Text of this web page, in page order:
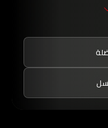
التعليمي لكن